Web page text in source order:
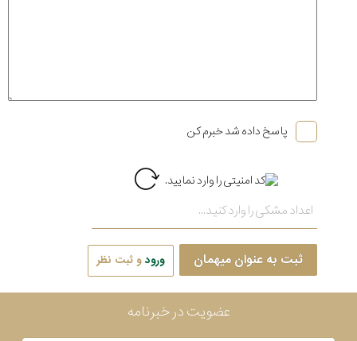
پاسخ داده شد خبرم کن
ثبت به عنوان میهمان ورودو ثبت نظر
عضویت در خبرنامه